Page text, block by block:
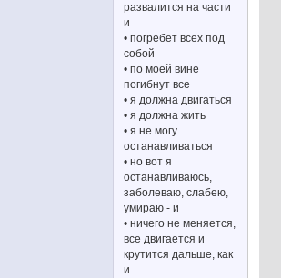
развалится на части
и
• погребет всех под
собой
• по моей вине
погибнут все
• я должна двигаться
• я должна жить
• я не могу
останавливаться
• но вот я
останавливаюсь,
заболеваю, слабею,
умираю - и
• ничего не меняется,
все двигается и
крутится дальше, как
и